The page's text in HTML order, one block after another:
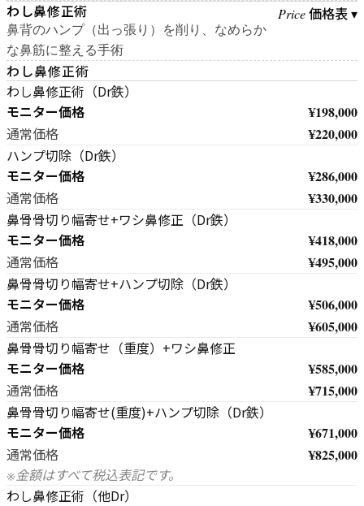
わし鼻修正術
鼻背のハンプ（出っ張り）を削り、なめらか
な鼻筋に整える手術
Price価格表 ▾
わし鼻修正術
わし鼻修正術（Dr鉄）
モニター価格 ¥198,000
通常価格 ¥220,000
ハンプ切除（Dr鉄）
モニター価格 ¥286,000
通常価格 ¥330,000
鼻骨骨切り幅寄せ+ワシ鼻修正（Dr鉄）
モニター価格 ¥418,000
通常価格 ¥495,000
鼻骨骨切り幅寄せ+ハンプ切除（Dr鉄）
モニター価格 ¥506,000
通常価格 ¥605,000
鼻骨骨切り幅寄せ（重度）+ワシ鼻修正
モニター価格 ¥585,000
通常価格 ¥715,000
鼻骨骨切り幅寄せ(重度)+ハンプ切除（Dr鉄）
モニター価格 ¥671,000
通常価格 ¥825,000
※金額はすべて税込表記です。
わし鼻修正術（他Dr）